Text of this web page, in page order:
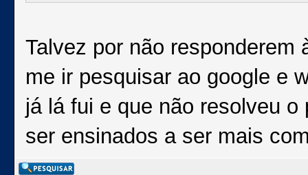
Talvez por não responderem
me ir pesquisar ao google e
já lá fui e que não resolveu
ser ensinados a ser mais